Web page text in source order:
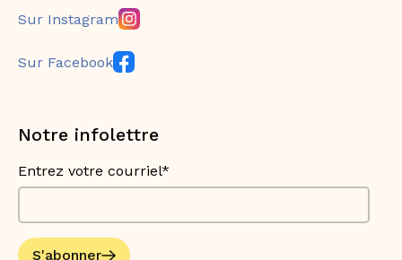
Sur Instagram
Sur Facebook
Notre infolettre
Entrez votre courriel*
S'abonner